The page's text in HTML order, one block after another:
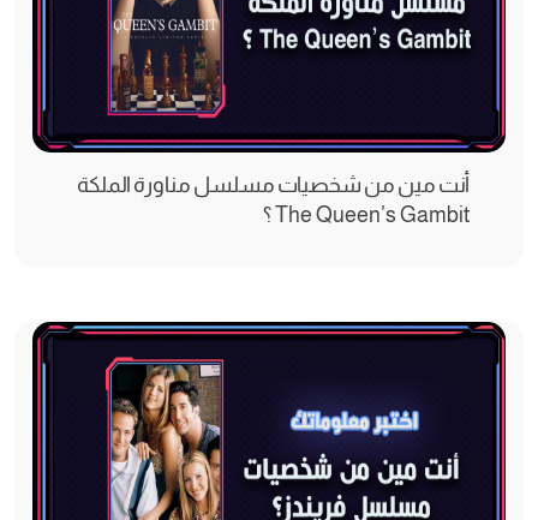
أنت مين من شخصيات مسلسل مناورة الملكة
The Queen’s Gambit ؟